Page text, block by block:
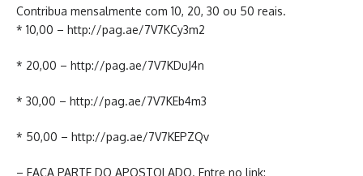
Contribua mensalmente com 10, 20, 30 ou 50 reais.
* 10,00 – http://pag.ae/7V7KCy3m2
* 20,00 – http://pag.ae/7V7KDuJ4n
* 30,00 – http://pag.ae/7V7KEb4m3
* 50,00 – http://pag.ae/7V7KEPZQv
– FAÇA PARTE DO APOSTOLADO. Entre no link: